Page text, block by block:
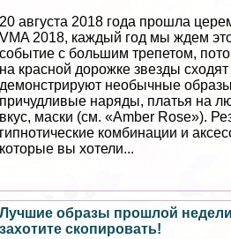
20 августа 2018 года прошла
VMA 2018, каждый год мы ждем
событие с большим трепетом,
на красной дорожке звезды
демонстрируют необычные
причудливые наряды, платья на
вкус, маски (см. «Amber Rose»).
гипнотические комбинации и
которые вы хотели...
Лучшие образы прошлой
захотите скопировать!